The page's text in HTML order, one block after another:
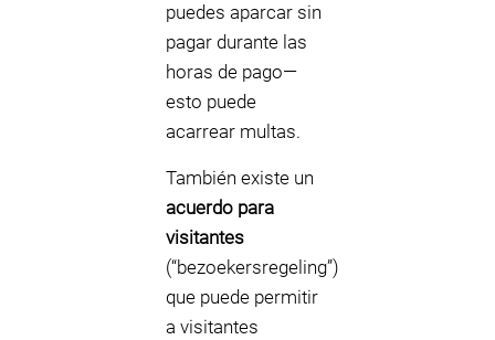
puedes aparcar sin
pagar durante las
horas de pago—
esto puede
acarrear multas.
También existe un
acuerdo para
visitantes
(“bezoekersregeling”)
que puede permitir
a visitantes